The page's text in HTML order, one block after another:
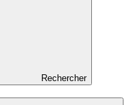
Rechercher